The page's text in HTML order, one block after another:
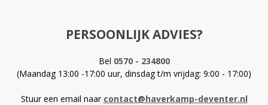
PERSOONLIJK ADVIES?
Bel 0570 - 234800
(Maandag 13:00 -17:00 uur, dinsdag t/m vrijdag: 9:00 - 17:00)
Stuur een email naar contact@haverkamp-deventer.nl